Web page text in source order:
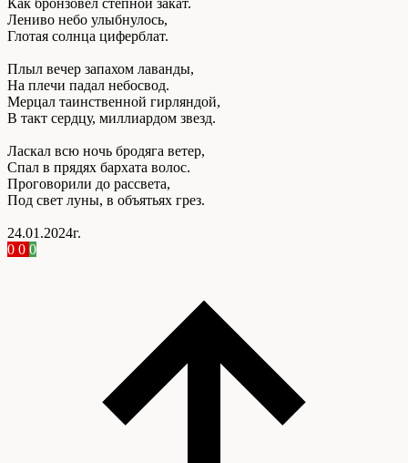
Как бронзовел степной закат.
Лениво небо улыбнулось,
Глотая солнца циферблат.
Плыл вечер запахом лаванды,
На плечи падал небосвод.
Мерцал таинственной гирляндой,
В такт сердцу, миллиардом звезд.
Ласкал всю ночь бродяга ветер,
Спал в прядях бархата волос.
Проговорили до рассвета,
Под свет луны, в объятьях грез.
24.01.2024г.
0 0 0